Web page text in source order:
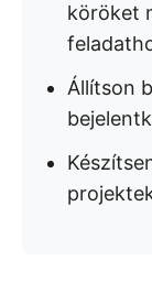
köröket
Állítson